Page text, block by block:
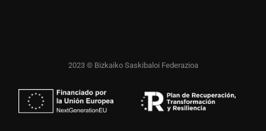
2023 © Bizkaiko Saskibaloi Federazioa